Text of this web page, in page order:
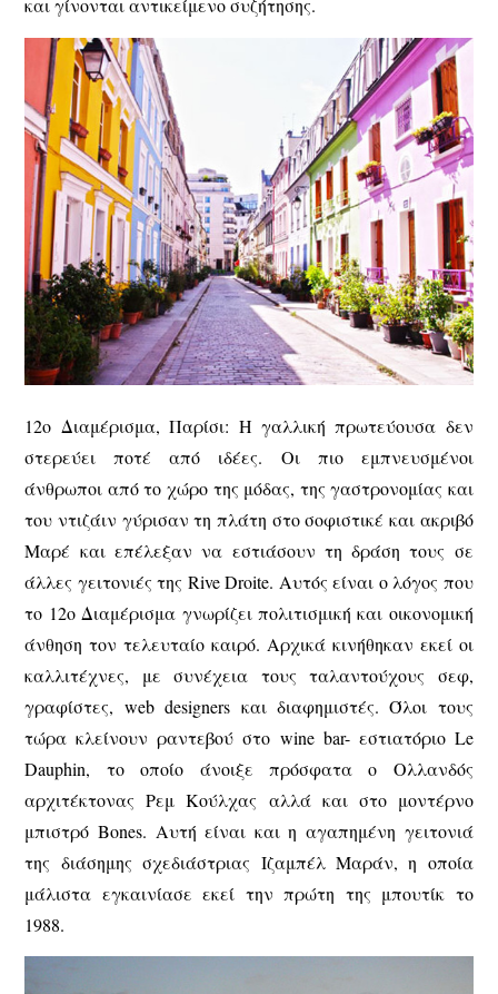
και γίνονται αντικείμενο συζήτησης.
12ο Διαμέρισμα, Παρίσι: Η γαλλική πρωτεύουσα δεν
στερεύει ποτέ από ιδέες. Οι πιο εμπνευσμένοι
άνθρωποι από το χώρο της μόδας, της γαστρονομίας και
του ντιζάιν γύρισαν τη πλάτη στο σοφιστικέ και ακριβό
Μαρέ και επέλεξαν να εστιάσουν τη δράση τους σε
άλλες γειτονιές της Rive Droite. Αυτός είναι ο λόγος που
το 12ο Διαμέρισμα γνωρίζει πολιτισμική και οικονομική
άνθηση τον τελευταίο καιρό. Αρχικά κινήθηκαν εκεί οι
καλλιτέχνες, με συνέχεια τους ταλαντούχους σεφ,
γραφίστες, web designers και διαφημιστές. Όλοι τους
τώρα κλείνουν ραντεβού στο wine bar- εστιατόριο Le
Dauphin, το οποίο άνοιξε πρόσφατα ο Ολλανδός
αρχιτέκτονας Ρεμ Κούλχας αλλά και στο μοντέρνο
μπιστρό Bones. Αυτή είναι και η αγαπημένη γειτονιά
της διάσημης σχεδιάστριας Ιζαμπέλ Μαράν, η οποία
μάλιστα εγκαινίασε εκεί την πρώτη της μπουτίκ το
1988.